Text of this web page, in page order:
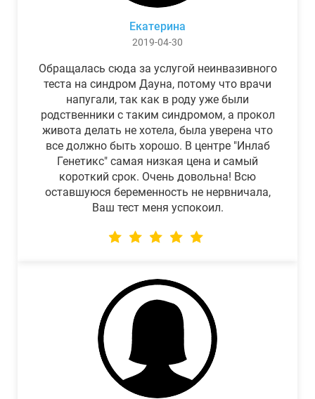
Екатерина
2019-04-30
Обращалась сюда за услугой неинвазивного
теста на синдром Дауна, потому что врачи
напугали, так как в роду уже были
родственники с таким синдромом, а прокол
живота делать не хотела, была уверена что
все должно быть хорошо. В центре "Инлаб
Генетикс" самая низкая цена и самый
короткий срок. Очень довольна! Всю
оставшуюся беременность не нервничала,
Ваш тест меня успокоил.